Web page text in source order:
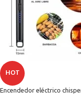
HOT
Encendedor eléctrico